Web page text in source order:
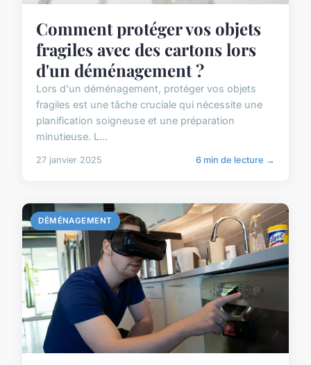
Comment protéger vos objets
fragiles avec des cartons lors
d'un déménagement ?
Lors d'un déménagement, protéger vos objets
fragiles est une tâche cruciale qui nécessite une
planification soigneuse et une préparation
minutieuse. L...
27 janvier 2025 6 min de lecture →
DÉMÉNAGEMENT